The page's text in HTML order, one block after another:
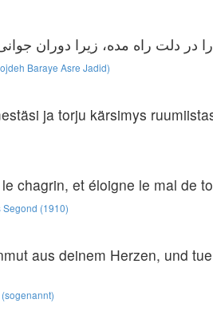
Baraye Asre Jadid)
ja torju kärsimys
chagrin, et éloigne le mal de
Segond (1910)
aus deinem Herzen, und